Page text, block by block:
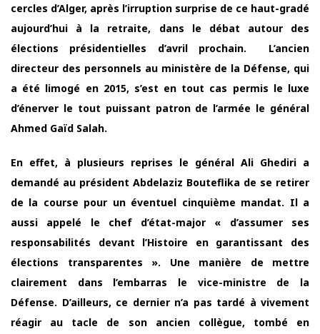
cercles d’Alger, après l’irruption surprise de ce haut-gradé
aujourd’hui à la retraite, dans le débat autour des
élections présidentielles d’avril prochain. L’ancien
directeur des personnels au ministère de la Défense, qui
a été limogé en 2015, s’est en tout cas permis le luxe
d’énerver le tout puissant patron de l’armée le général
Ahmed Gaïd Salah.
En effet, à plusieurs reprises le général Ali Ghediri a
demandé au président Abdelaziz Bouteflika de se retirer
de la course pour un éventuel cinquième mandat. Il a
aussi appelé le chef d’état-major « d’assumer ses
responsabilités devant l’Histoire en garantissant des
élections transparentes ». Une manière de mettre
clairement dans l’embarras le vice-ministre de la
Défense. D’ailleurs, ce dernier n’a pas tardé à vivement
réagir au tacle de son ancien collègue, tombé en